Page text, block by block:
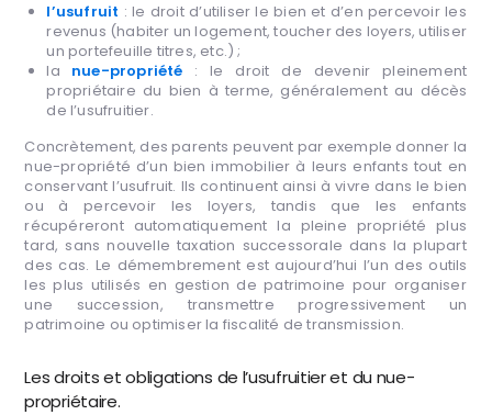
l’usufruit : le droit d’utiliser le bien et d’en percevoir les
revenus (habiter un logement, toucher des loyers, utiliser
un portefeuille titres, etc.) ;
la nue-propriété
: le droit de devenir pleinement
propriétaire du bien à terme, généralement au décès
de l’usufruitier.
Concrètement, des parents peuvent par exemple donner la
nue-propriété d’un bien immobilier à leurs enfants tout en
conservant l’usufruit. Ils continuent ainsi à vivre dans le bien
ou à percevoir les loyers, tandis que les enfants
récupéreront automatiquement la pleine propriété plus
tard, sans nouvelle taxation successorale dans la plupart
des cas. Le démembrement est aujourd’hui l’un des outils
les plus utilisés en gestion de patrimoine pour organiser
une succession, transmettre progressivement un
patrimoine ou optimiser la fiscalité de transmission.
Les droits et obligations de l’usufruitier et du nue-
propriétaire.